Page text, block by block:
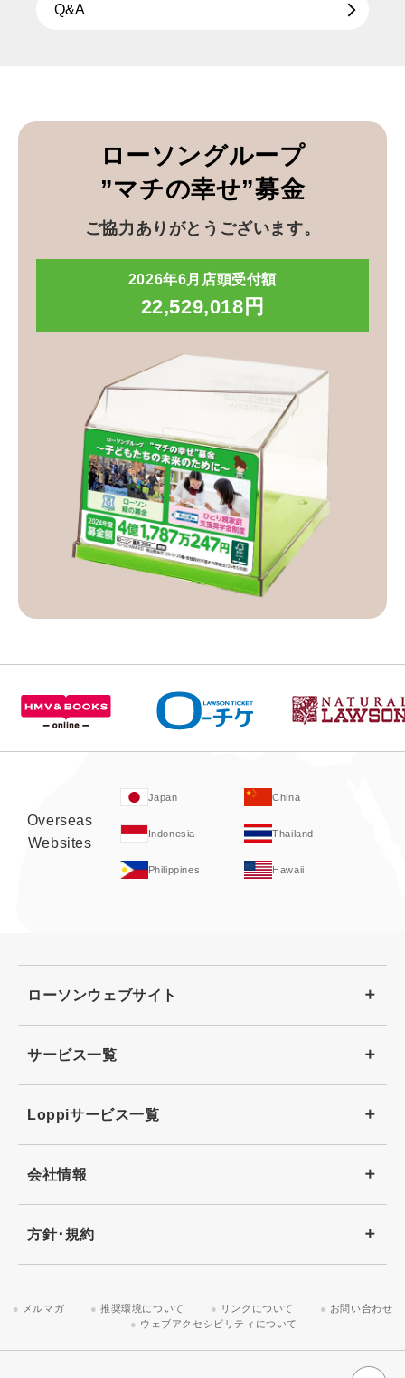
Q&A
ローソングループ
”マチの幸せ”募金
ご協力ありがとうございます。
2026年6月店頭受付額
22,529,018円
Overseas
Websites
Japan China
Indonesia Thailand
Philippines Hawaii
ローソンウェブサイト
サービス一覧
Loppiサービス一覧
会社情報
方針･規約
メルマガ 推奨環境について リンクについて
お問い合わせ
ウェブアクセシビリティについて